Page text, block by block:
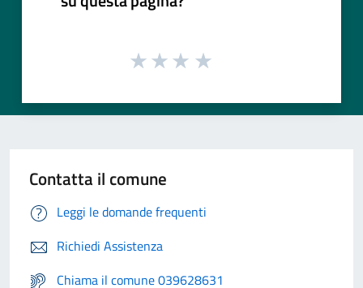
Contatta il comune
Leggi le domande frequenti
Richiedi Assistenza
Chiama il comune 039628631